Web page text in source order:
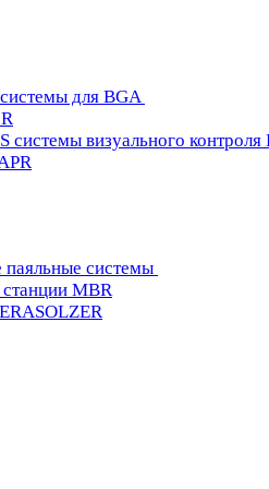
для BGA
системы визуального контроля
паяльные системы
MBR